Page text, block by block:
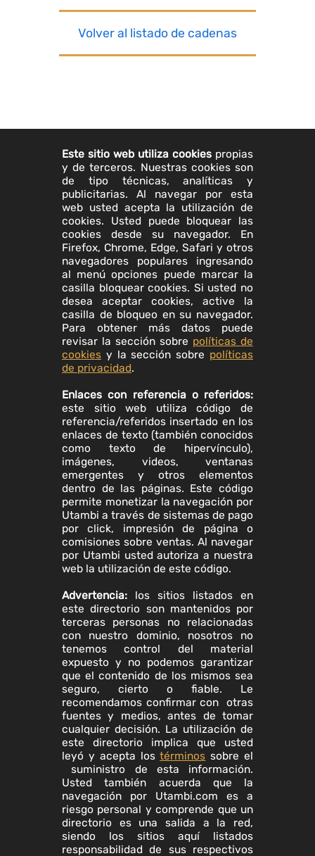
Volver al listado de cadenas
Este sitio web utiliza cookies propias
y de terceros. Nuestras cookies son
de tipo técnicas, analíticas y
publicitarias. Al navegar por esta
web usted acepta la utilización de
cookies. Usted puede bloquear las
cookies desde su navegador. En
Firefox, Chrome, Edge, Safari y otros
navegadores populares ingresando
al menú opciones puede marcar la
casilla bloquear cookies. Si usted no
desea aceptar cookies, active la
casilla de bloqueo en su navegador.
Para obtener más datos puede
revisar la sección sobre políticas de
cookies y la sección sobre políticas
de privacidad.
Enlaces con referencia o referidos:
este sitio web utiliza código de
referencia/referidos insertado en los
enlaces de texto (también conocidos
como texto de hipervínculo),
imágenes, videos, ventanas
emergentes y otros elementos
dentro de las páginas. Este código
permite monetizar la navegación por
Utambi a través de sistemas de pago
por click, impresión de página o
comisiones sobre ventas. Al navegar
por Utambi usted autoriza a nuestra
web la utilización de este código.
Advertencia: los sitios listados en
este directorio son mantenidos por
terceras personas no relacionadas
con nuestro dominio, nosotros no
tenemos control del material
expuesto y no podemos garantizar
que el contenido de los mismos sea
seguro, cierto o fiable. Le
recomendamos confirmar con otras
fuentes y medios, antes de tomar
cualquier decisión. La utilización de
este directorio implica que usted
leyó y acepta lostérminos sobre el
suministro de esta información.
Usted también acuerda que la
navegación por Utambi.com es a
riesgo personal y comprende que un
directorio es una salida a la red,
siendo los sitios aquí listados
responsabilidad de sus respectivos